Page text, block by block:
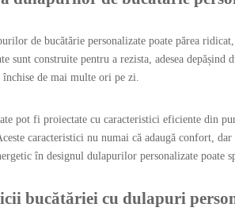
de bucătărie personalizate poate părea
sunt construite pentru a rezista, adesea
închise de mai multe ori pe zi.
pot fi proiectate cu caracteristici eficiente din
caracteristici nu numai că adaugă confort,
în designul dulapurilor personalizate
bucătăriei cu dulapuri